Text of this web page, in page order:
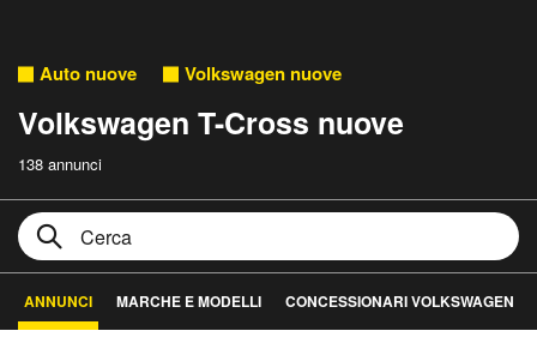
Auto nuove Volkswagen nuove
Volkswagen T-Cross nuove
138 annunci
ANNUNCI MARCHE E MODELLI CONCESSIONARI VOLKSWAGEN